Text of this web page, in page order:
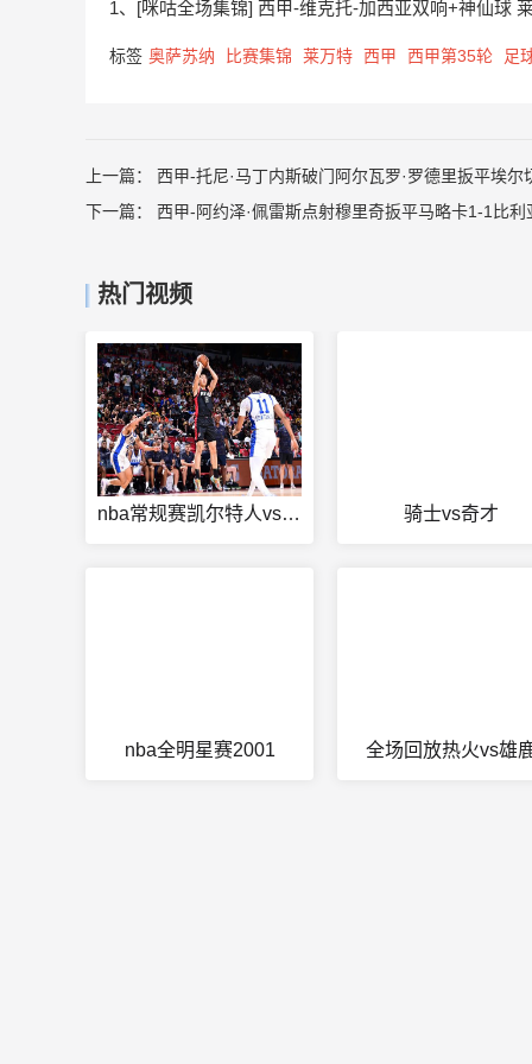
1、[咪咕全场集锦] 西甲-维克托-加西亚双响+神仙球
标签 奥萨苏纳 比赛集锦 莱万特 西甲 西甲第35轮 足
上一篇： 西甲-托尼·马丁内斯破门阿尔瓦罗·罗德里扳平埃尔
下一篇： 西甲-阿约泽·佩雷斯点射穆里奇扳平马略卡1-1比利
热门视频
nba常规赛凯尔特人vs雷霆 骑士vs奇才
nba全明星赛2001 全场回放热火vs雄